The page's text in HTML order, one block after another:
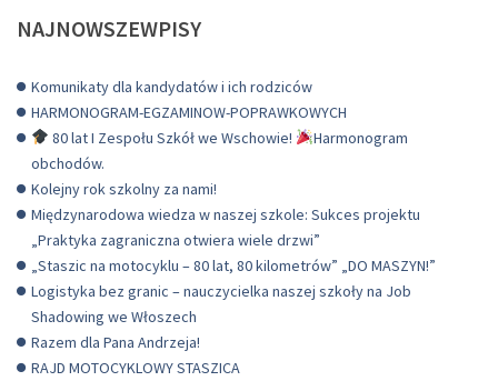
NAJNOWSZEWPISY
Komunikaty dla kandydatów i ich rodziców
HARMONOGRAM-EGZAMINOW-POPRAWKOWYCH
80 lat I Zespołu Szkół we Wschowie!
Harmonogram
obchodów.
Kolejny rok szkolny za nami!
Międzynarodowa wiedza w naszej szkole: Sukces projektu
„Praktyka zagraniczna otwiera wiele drzwi”
„Staszic na motocyklu – 80 lat, 80 kilometrów” „DO MASZYN!”
Logistyka bez granic – nauczycielka naszej szkoły na Job
Shadowing we Włoszech
Razem dla Pana Andrzeja!
RAJD MOTOCYKLOWY STASZICA